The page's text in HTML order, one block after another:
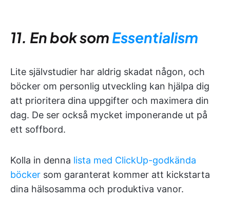
11. En bok som Essentialism
Lite självstudier har aldrig skadat någon, och
böcker om personlig utveckling kan hjälpa dig
att prioritera dina uppgifter och maximera din
dag. De ser också mycket imponerande ut på
ett soffbord.
Kolla in denna lista med ClickUp-godkända
böcker som garanterat kommer att kickstarta
dina hälsosamma och produktiva vanor.